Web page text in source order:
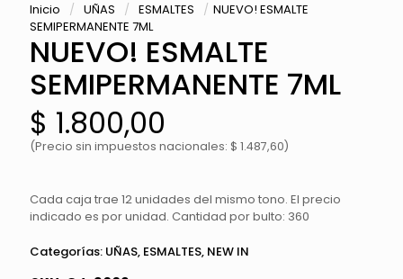
Inicio / UÑAS / ESMALTES / NUEVO! ESMALTE
SEMIPERMANENTE 7ML
NUEVO! ESMALTE
SEMIPERMANENTE 7ML
$ 1.800,00
(Precio sin impuestos nacionales: $ 1.487,60)
Cada caja trae 12 unidades del mismo tono. El precio
indicado es por unidad. Cantidad por bulto: 360
Categorías: UÑAS, ESMALTES, NEW IN